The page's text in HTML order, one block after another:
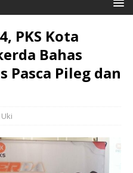
PKS Kota
Bahas
Pasca Pileg dan
Uki